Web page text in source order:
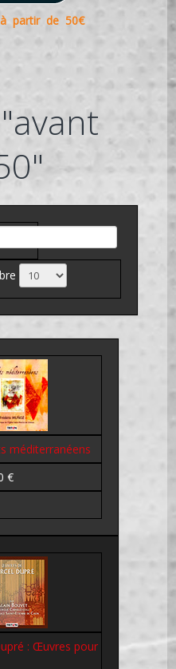
partir de 50€
méditerranéens
€
: Œuvres pour